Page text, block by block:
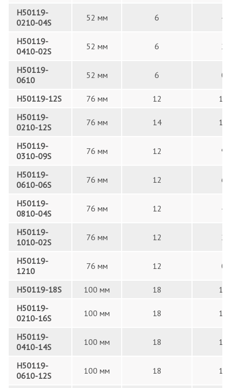
H50119-
0210-04S
52 мм 6 4
H50119-
0410-02S
52 мм 6 2
H50119-
0610
52 мм 6 0
H50119-12S 76 мм 12
12
H50119-
0210-12S
76 мм 14 12
H50119-
0310-09S
76 мм 12 9
H50119-
0610-06S
76 мм 12 6
H50119-
0810-04S
76 мм 12 4
H50119-
1010-02S
76 мм 12 2
H50119-
1210
76 мм 12 0
H50119-18S 100 мм 18
18
H50119-
0210-16S
100 мм 18 16
H50119-
0410-14S
100 мм 18 14
H50119-
0610-12S
100 мм 18 12